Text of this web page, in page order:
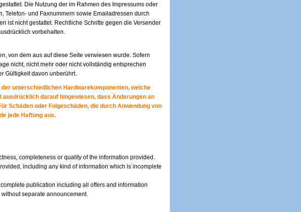
Die Nutzung der im Rahmen des Impressums oder
Telefon- und Faxnummern sowie Emailadressen durch
ist nicht gestattet. Rechtliche Schritte gegen die Versender
vorbehalten.
von dem aus auf diese Seite verwiesen wurde. Sofern
nicht, nicht mehr oder nicht vollständig entsprechen
Gültigkeit davon unberührt.
unterschiedlichen Hardwarekomponenten, welche
ausdrücklich darauf hingewiesen, dass Änderungen an
Schäden oder Folgeschäden, die durch Anwendung von
jede Haftung aus.
completeness or quality of the information provided.
including any kind of information which is incomplete
publication including all offers and information
separate announcement.